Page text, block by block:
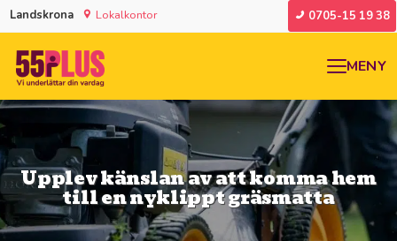
Landskrona Lokalkontor 0705-15 19 38
MENY
Upplev känslan av att komma hem
till en nyklippt gräsmatta